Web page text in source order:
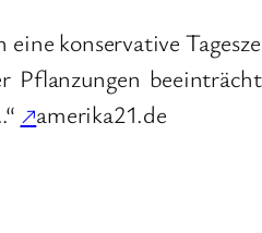
eine konservative
Pflanzungen
↗amerika21.de